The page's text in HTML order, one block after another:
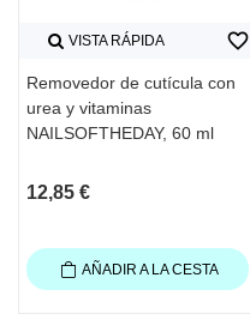
VISTA RÁPIDA
Removedor de cutícula con
urea y vitaminas
NAILSOFTHEDAY, 60 ml
12,85 €
favorite_border
AÑADIR A LA CESTA